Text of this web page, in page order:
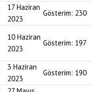
17 Haziran
2023
Gösterim: 230
10 Haziran
2023
Gösterim: 197
3 Haziran
2023
Gösterim: 190